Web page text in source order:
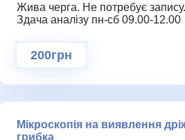
КОНТАКТИ
Жива черга. Не потребує запису.
Здача аналізу пн-сб 09.00-12.00
200грн
Мікроскопія на виявлення
грибка